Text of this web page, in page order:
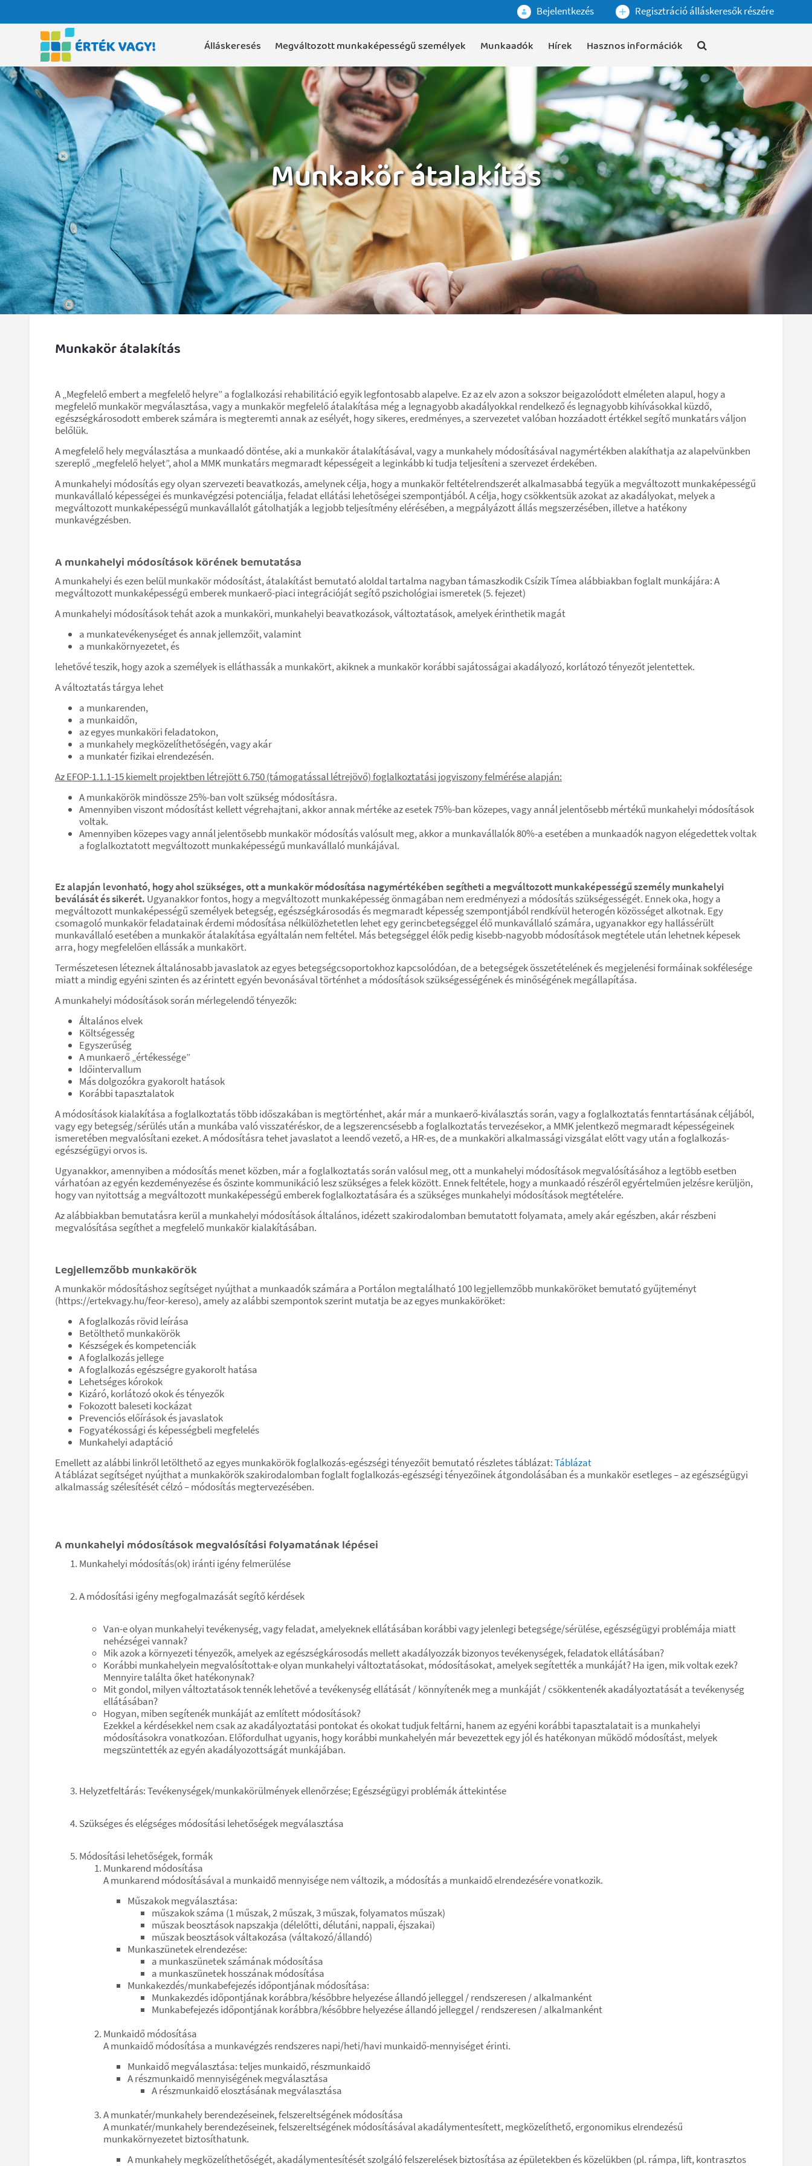
Bejelentkezés Regisztráció álláskeresők részére
Álláskeresés Megváltozott munkaképességű személyek Munkaadók Hírek Hasznos információk
Munkakör átalakítás
Munkakör átalakítás
A „Megfelelő embert a megfelelő helyre” a foglalkozási rehabilitáció egyik legfontosabb alapelve. Ez az elv azon a sokszor beigazolódott elméleten alapul, hogy a
megfelelő munkakör megválasztása, vagy a munkakör megfelelő átalakítása még a legnagyobb akadályokkal rendelkező és legnagyobb kihívásokkal küzdő,
egészségkárosodott emberek számára is megteremti annak az esélyét, hogy sikeres, eredményes, a szervezetet valóban hozzáadott értékkel segítő munkatárs váljon
belőlük.
A megfelelő hely megválasztása a munkaadó döntése, aki a munkakör átalakításával, vagy a munkahely módosításával nagymértékben alakíthatja az alapelvünkben
szereplő „megfelelő helyet”, ahol a MMK munkatárs megmaradt képességeit a leginkább ki tudja teljesíteni a szervezet érdekében.
A munkahelyi módosítás egy olyan szervezeti beavatkozás, amelynek célja, hogy a munkakör feltételrendszerét alkalmasabbá tegyük a megváltozott munkaképességű
munkavállaló képességei és munkavégzési potenciálja, feladat ellátási lehetőségei szempontjából. A célja, hogy csökkentsük azokat az akadályokat, melyek a
megváltozott munkaképességű munkavállalót gátolhatják a legjobb teljesítmény elérésében, a megpályázott állás megszerzésében, illetve a hatékony
munkavégzésben.
A munkahelyi módosítások körének bemutatása
A munkahelyi és ezen belül munkakör módosítást, átalakítást bemutató aloldal tartalma nagyban támaszkodik Csízik Tímea alábbiakban foglalt munkájára: A
megváltozott munkaképességű emberek munkaerő-piaci integrációját segítő pszichológiai ismeretek (5. fejezet)
A munkahelyi módosítások tehát azok a munkaköri, munkahelyi beavatkozások, változtatások, amelyek érinthetik magát
a munkatevékenységet és annak jellemzőit, valamint
a munkakörnyezetet, és
lehetővé teszik, hogy azok a személyek is elláthassák a munkakört, akiknek a munkakör korábbi sajátosságai akadályozó, korlátozó tényezőt jelentettek.
A változtatás tárgya lehet
a munkarenden,
a munkaidőn,
az egyes munkaköri feladatokon,
a munkahely megközelíthetőségén, vagy akár
a munkatér fizikai elrendezésén.
Az EFOP-1.1.1-15 kiemelt projektben létrejött 6.750 (támogatással létrejövő) foglalkoztatási jogviszony felmérése alapján:
A munkakörök mindössze 25%-ban volt szükség módosításra.
Amennyiben viszont módosítást kellett végrehajtani, akkor annak mértéke az esetek 75%-ban közepes, vagy annál jelentősebb mértékű munkahelyi módosítások
voltak.
Amennyiben közepes vagy annál jelentősebb munkakör módosítás valósult meg, akkor a munkavállalók 80%-a esetében a munkaadók nagyon elégedettek voltak
a foglalkoztatott megváltozott munkaképességű munkavállaló munkájával.
Ez alapján levonható, hogy ahol szükséges, ott a munkakör módosítása nagymértékében segítheti a megváltozott munkaképességű személy munkahelyi
beválását és sikerét. Ugyanakkor fontos, hogy a megváltozott munkaképesség önmagában nem eredményezi a módosítás szükségességét. Ennek oka, hogy a
megváltozott munkaképességű személyek betegség, egészségkárosodás és megmaradt képesség szempontjából rendkívül heterogén közösséget alkotnak. Egy
csomagoló munkakör feladatainak érdemi módosítása nélkülözhetetlen lehet egy gerincbetegséggel élő munkavállaló számára, ugyanakkor egy hallássérült
munkavállaló esetében a munkakör átalakítása egyáltalán nem feltétel. Más betegséggel élők pedig kisebb-nagyobb módosítások megtétele után lehetnek képesek
arra, hogy megfelelően ellássák a munkakört.
Természetesen léteznek általánosabb javaslatok az egyes betegségcsoportokhoz kapcsolódóan, de a betegségek összetételének és megjelenési formáinak sokfélesége
miatt a mindig egyéni szinten és az érintett egyén bevonásával történhet a módosítások szükségességének és minőségének megállapítása.
A munkahelyi módosítások során mérlegelendő tényezők:
Általános elvek
Költségesség
Egyszerűség
A munkaerő „értékessége”
Időintervallum
Más dolgozókra gyakorolt hatások
Korábbi tapasztalatok
A módosítások kialakítása a foglalkoztatás több időszakában is megtörténhet, akár már a munkaerő-kiválasztás során, vagy a foglalkoztatás fenntartásának céljából,
vagy egy betegség/sérülés után a munkába való visszatéréskor, de a legszerencsésebb a foglalkoztatás tervezésekor, a MMK jelentkező megmaradt képességeinek
ismeretében megvalósítani ezeket. A módosításra tehet javaslatot a leendő vezető, a HR-es, de a munkaköri alkalmassági vizsgálat előtt vagy után a foglalkozás-
egészségügyi orvos is.
Ugyanakkor, amennyiben a módosítás menet közben, már a foglalkoztatás során valósul meg, ott a munkahelyi módosítások megvalósításához a legtöbb esetben
várhatóan az egyén kezdeményezése és őszinte kommunikáció lesz szükséges a felek között. Ennek feltétele, hogy a munkaadó részéről egyértelműen jelzésre kerüljön,
hogy van nyitottság a megváltozott munkaképességű emberek foglalkoztatására és a szükséges munkahelyi módosítások megtételére.
Az alábbiakban bemutatásra kerül a munkahelyi módosítások általános, idézett szakirodalomban bemutatott folyamata, amely akár egészben, akár részbeni
megvalósítása segíthet a megfelelő munkakör kialakításában.
Legjellemzőbb munkakörök
A munkakör módosításhoz segítséget nyújthat a munkaadók számára a Portálon megtalálható 100 legjellemzőbb munkaköröket bemutató gyűjteményt
(https://ertekvagy.hu/feor-kereso), amely az alábbi szempontok szerint mutatja be az egyes munkaköröket:
A foglalkozás rövid leírása
Betölthető munkakörök
Készségek és kompetenciák
A foglalkozás jellege
A foglalkozás egészségre gyakorolt hatása
Lehetséges kórokok
Kizáró, korlátozó okok és tényezők
Fokozott baleseti kockázat
Prevenciós előírások és javaslatok
Fogyatékossági és képességbeli megfelelés
Munkahelyi adaptáció
Emellett az alábbi linkről letölthető az egyes munkakörök foglalkozás-egészségi tényezőit bemutató részletes táblázat:Táblázat
A táblázat segítséget nyújthat a munkakörök szakirodalomban foglalt foglalkozás-egészségi tényezőinek átgondolásában és a munkakör esetleges – az egészségügyi
alkalmasság szélesítését célzó – módosítás megtervezésében.
A munkahelyi módosítások megvalósítási folyamatának lépései
Munkahelyi módosítás(ok) iránti igény felmerülése
A módosítási igény megfogalmazását segítő kérdések
Van-e olyan munkahelyi tevékenység, vagy feladat, amelyeknek ellátásában korábbi vagy jelenlegi betegsége/sérülése, egészségügyi problémája miatt
nehézségei vannak?
Mik azok a környezeti tényezők, amelyek az egészségkárosodás mellett akadályozzák bizonyos tevékenységek, feladatok ellátásában?
Korábbi munkahelyein megvalósítottak-e olyan munkahelyi változtatásokat, módosításokat, amelyek segítették a munkáját? Ha igen, mik voltak ezek?
Mennyire találta őket hatékonynak?
Mit gondol, milyen változtatások tennék lehetővé a tevékenység ellátását / könnyítenék meg a munkáját / csökkentenék akadályoztatását a tevékenység
ellátásában?
Hogyan, miben segítenék munkáját az említett módosítások?
Ezekkel a kérdésekkel nem csak az akadályoztatási pontokat és okokat tudjuk feltárni, hanem az egyéni korábbi tapasztalatait is a munkahelyi
módosításokra vonatkozóan. Előfordulhat ugyanis, hogy korábbi munkahelyén már bevezettek egy jól és hatékonyan működő módosítást, melyek
megszüntették az egyén akadályozottságát munkájában.
Helyzetfeltárás: Tevékenységek/munkakörülmények ellenőrzése; Egészségügyi problémák áttekintése
Szükséges és elégséges módosítási lehetőségek megválasztása
Módosítási lehetőségek, formák
Munkarend módosítása
A munkarend módosításával a munkaidő mennyisége nem változik, a módosítás a munkaidő elrendezésére vonatkozik.
Műszakok megválasztása:
műszakok száma (1 műszak, 2 műszak, 3 műszak, folyamatos műszak)
műszak beosztások napszakja (délelőtti, délutáni, nappali, éjszakai)
műszak beosztások váltakozása (váltakozó/állandó)
Munkaszünetek elrendezése:
a munkaszünetek számának módosítása
a munkaszünetek hosszának módosítása
Munkakezdés/munkabefejezés időpontjának módosítása:
Munkakezdés időpontjának korábbra/későbbre helyezése állandó jelleggel / rendszeresen / alkalmanként
Munkabefejezés időpontjának korábbra/későbbre helyezése állandó jelleggel / rendszeresen / alkalmanként
Munkaidő módosítása
A munkaidő módosítása a munkavégzés rendszeres napi/heti/havi munkaidő-mennyiséget érinti.
Munkaidő megválasztása: teljes munkaidő, részmunkaidő
A részmunkaidő mennyiségének megválasztása
A részmunkaidő elosztásának megválasztása
A munkatér/munkahely berendezéseinek, felszereltségének módosítása
A munkatér/munkahely berendezéseinek, felszereltségének módosításával akadálymentesített, megközelíthető, ergonomikus elrendezésű
munkakörnyezetet biztosíthatunk.
A munkahely megközelíthetőségét, akadálymentesítését szolgáló felszerelések biztosítása az épületekben és közelükben (pl. rámpa, lift, kontrasztos